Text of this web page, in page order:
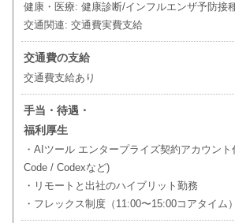
健康・医療: 健康診断/インフルエンザ予防接
交通関連: 交通費実費支給
交通費の支給
交通費支給あり
手当・待遇・
福利厚生
・AIツール エンタープライズ契約アカウン
Code / Codexなど)
・リモートと出社のハイブリット勤務
・フレックス制度（11:00〜15:00コアタイム）